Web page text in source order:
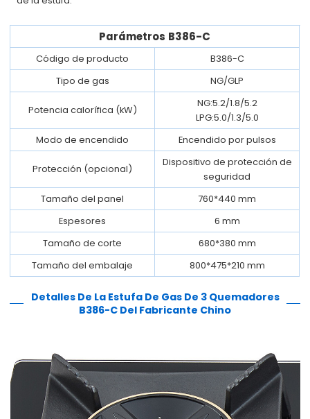
Parámetros B386-C
Código de producto
B386-C
Tipo de gas
NG/GLP
Potencia calorífica (kW)
NG:5.2/1.8/5.2
LPG:5.0/1.3/5.0
Modo de encendido
Encendido por pulsos
Protección (opcional)
Dispositivo de protección de
seguridad
Tamaño del panel
760*440 mm
Espesores
6 mm
Tamaño de corte
680*380 mm
Tamaño del embalaje
800*475*210 mm
DetallesDe La Estufa De Gas De 3 Quemadores
B386-C Del Fabricante Chino